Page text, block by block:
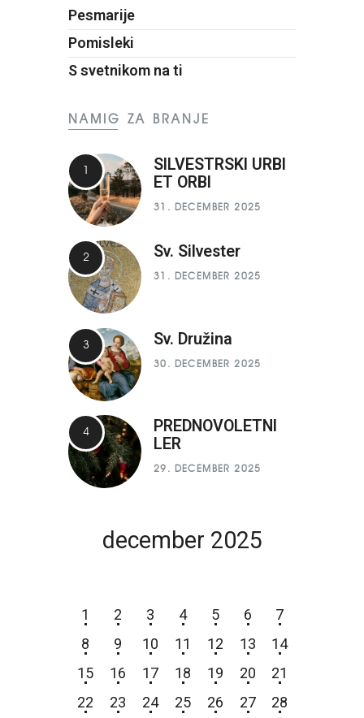
Pesmarije
Pomisleki
S svetnikom na ti
NAMIG ZA BRANJE
SILVESTRSKI URBI
ET ORBI
31. DECEMBER 2025
Sv. Silvester
31. DECEMBER 2025
Sv. Družina
30. DECEMBER 2025
PREDNOVOLETNI
LER
29. DECEMBER 2025
december 2025
1
2 3 4 5 6
7
8
9 10 11 12 13
14
15
16 17 18 19 20
21
22
23 24 25 26 27 28